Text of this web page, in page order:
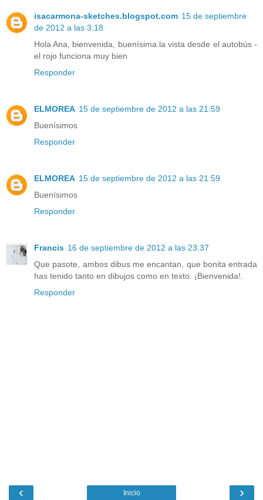
isacarmona-sketches.blogspot.com 15 de septiembre
de 2012 a las 3:18
Hola Ana, bienvenida, buenísima la vista desde el autobús -
el rojo funciona muy bien
Responder
ELMOREA 15 de septiembre de 2012 a las 21:59
Buenísimos
Responder
ELMOREA 15 de septiembre de 2012 a las 21:59
Buenísimos
Responder
Francis 16 de septiembre de 2012 a las 23:37
Que pasote, ambos dibus me encantan, que bonita entrada
has tenido tanto en dibujos como en texto. ¡Bienvenida!.
Responder
‹ ›
Inicio